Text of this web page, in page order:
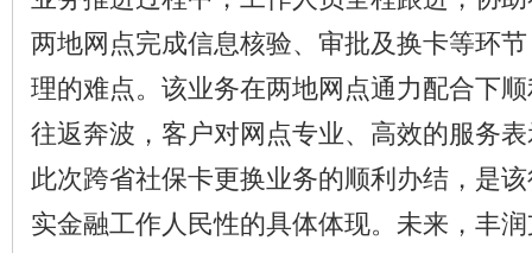
两地网点完成信息核验、审批及换卡等环
理的难点。该业务在两地网点通力配合下
往返奔波，客户对网点专业、高效的服务
此次跨省社保卡更换业务的顺利办结，是
实金融工作人民性的具体体现。未来，丰